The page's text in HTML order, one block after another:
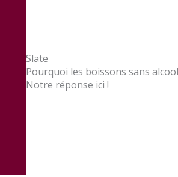
Slate
Pourquoi les boissons sans
Notre réponse ici !